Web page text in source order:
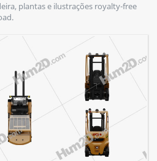
plantas e ilustrações royalty-free